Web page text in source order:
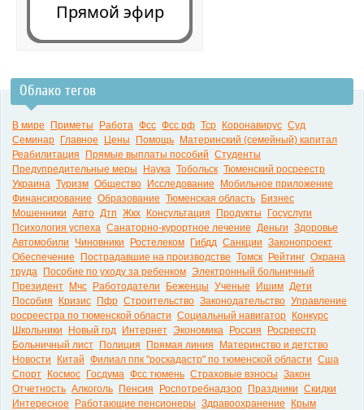
Прямой эфир
Облако тегов
В мире Приметы Работа Фсс Фсс рф Тср Коронавирус Суд
Семинар
Главное Цены Помощь
Материнский (семейный) капитал
Реабилитация
Прямые выплаты пособий Студенты
Предупредительные меры
Наука Тобольск Тюменский росреестр
Украина Туризм Общество Исследование
Мобильное приложение
Финансирование Образование Тюменская область
Бизнес
Мошенники Авто Дтп Жкх Консультация Продукты
Госуслуги
Психология успеха Санаторно-курортное лечение Деньги Здоровье
Автомобили
Чиновники Ростелеком Гибдд Санкции Законопроект
Обеспечение
Пострадавшие на производстве Томск Рейтинг Охрана
труда
Пособие по уходу за ребенком Электронный больничный
Президент
Мчс Работодатели Беженцы Ученые Ишим Дети
Пособия
Кризис Пфр Строительство Законодательство Управление
росреестра по тюменской области Социальный навигатор
Конкурс
Школьники
Новый год Интернет Экономика Россия
Росреестр
Больничный лист
Полиция Прямая линия
Материнство и детство
Новости
Китай Филиал ппк "роскадастр" по тюменской области Сша
Спорт
Космос Госдума Фсс тюмень Страховые взносы Закон
Отчетность Алкоголь Пенсия Роспотребнадзор Праздники Скидки
Интересное
Работающие пенсионеры Здравоохранение
Крым